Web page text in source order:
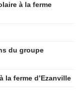
à la ferme
du groupe
la ferme d’Ezanville